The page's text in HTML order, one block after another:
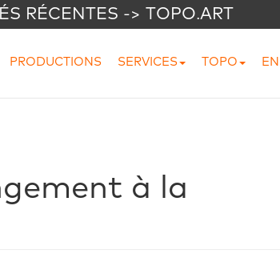
RÉCENTES -> TOPO.ART
PRODUCTIONS SERVICES TOPO EN
à la